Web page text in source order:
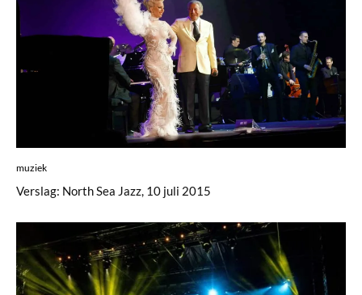
muziek
Verslag: North Sea Jazz, 10 juli 2015